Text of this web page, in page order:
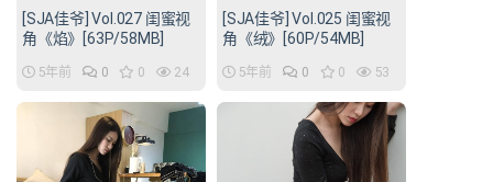
[SJA佳爷] Vol.027 闺蜜视
角《焰》[63P/58MB]
5年前 0 0 24
[SJA佳爷] Vol.025 闺蜜视
角《绒》[60P/54MB]
5年前 0 0 53